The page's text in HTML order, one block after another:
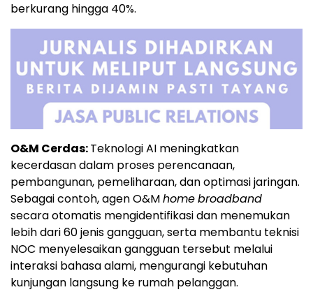
berkurang hingga 40%.
O&M Cerdas:Teknologi AI meningkatkan
kecerdasan dalam proses perencanaan,
pembangunan, pemeliharaan, dan optimasi jaringan.
Sebagai contoh, agen O&Mhomebroadband
secara otomatis mengidentifikasi dan menemukan
lebih dari 60 jenis gangguan, serta membantu teknisi
NOC menyelesaikan gangguan tersebut melalui
interaksi bahasa alami, mengurangi kebutuhan
kunjungan langsung ke rumah pelanggan.